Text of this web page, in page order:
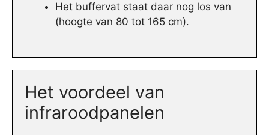
Het buffervat staat daar nog los van
(hoogte van 80 tot 165 cm).
Het voordeel van
infraroodpanelen